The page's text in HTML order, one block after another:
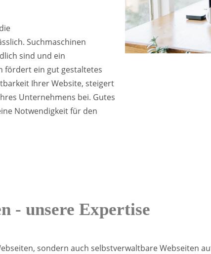
Suchmaschinen
sind und ein
fördert ein gut gestaltetes
Ihrer Website, steigert
Unternehmens bei. Gutes
Notwendigkeit für den
- unsere Expertise
sondern auch selbstverwaltbare Webseiten